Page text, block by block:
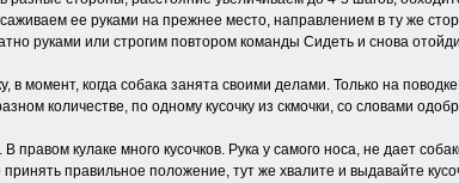
ее руками на прежнее место, направлением в ту же
руками или строгим повтором команды Сидеть и снова
в момент, когда собака занята своими делами. Только на
количестве, по одному кусочку из скмочки, со словами
кулаке много кусочков. Рука у самого носа, не дает
правильное положение, тут же хвалите и выдавайте